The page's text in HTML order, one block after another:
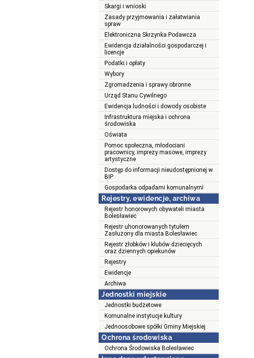
Skargi i wnioski
Zasady przyjmowania i załatwiania
spraw
Elektroniczna Skrzynka Podawcza
Ewidencja działalności gospodarczej i
licencje
Podatki i opłaty
Wybory
Zgromadzenia i sprawy obronne
Urząd Stanu Cywilnego
Ewidencja ludności i dowody osobiste
Infrastruktura miejska i ochrona
środowiska
Oświata
Pomoc społeczna, młodociani
pracownicy, imprezy masowe, imprezy
artystyczne
Dostęp do informacji nieudostępnionej w
BIP
Gospodarka odpadami komunalnymi
Rejestry, ewidencje, archiwa
Rejestr honorowych obywateli miasta
Bolesławiec
Rejestr uhonorowanych tytułem
Zasłużony dla miasta Bolesławiec
Rejestr żłobków i klubów dziecięcych
oraz dziennych opiekunów
Rejestry
Ewidencje
Archiwa
Jednostki miejskie
Jednostki budżetowe
Komunalne instytucje kultury
Jednoosobowe spółki Gminy Miejskiej
Ochrona środowiska
Ochrona Środowiska Bolesławiec